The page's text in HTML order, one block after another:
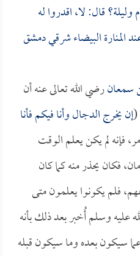
قال: لا، اقدروا له
المنارة البيضاء شرقي دمشق
سمعانرضي الله تعالى عنه أن
(إن يخرج الدجال وأنا فيكم فأنا
فإنه لم يكن يعلم الوقت
فكان يحذر منه كما كان
فلم يكونوا يعلمون متى
وسلم أُخبر بعد ذلك بأنه
سيكون بعده وما سيكون قبله